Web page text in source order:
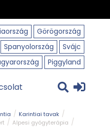
Görögország
Spanyolország
Svájc
Piggyland
Karintiai tavak
Alpesi gyógyterápia